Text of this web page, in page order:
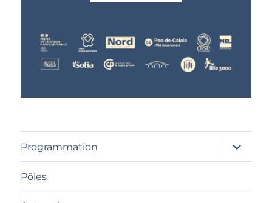
Programmation
ouvrir
le
sous-
Pôles